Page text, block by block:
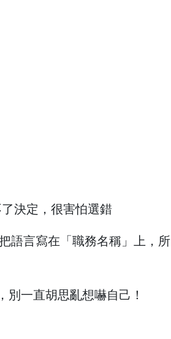
決定，很害怕選錯
語言寫在「職務名稱」上，所
一直胡思亂想嚇自己！